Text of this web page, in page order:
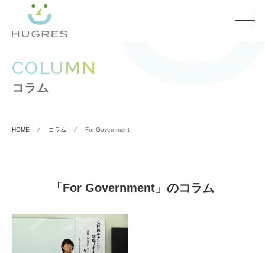
COLUMN
コラム
HOME ⁄ コラム ⁄ For Government
「For Government」のコラム